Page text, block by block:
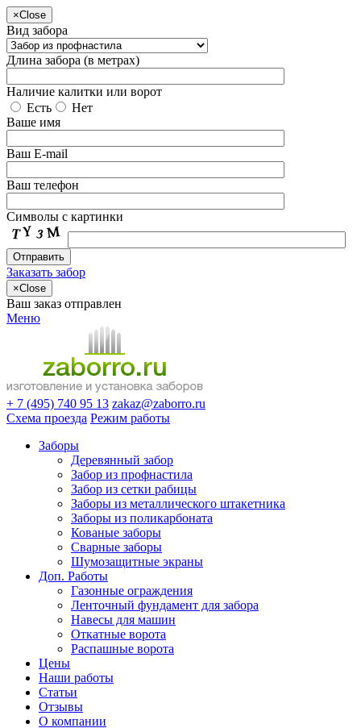
×Close
Вид забора
Длина забора (в метрах)
Наличие калитки или ворот
Есть
Нет
Ваше имя
Ваш E-mail
Ваш телефон
Символы с картинки
Заказать забор
×Close
Ваш заказ отправлен
Меню
+ 7 (495) 740 95 13 zakaz@zaborro.ru
Схема проезда Режим работы
Заборы
Деревянный забор
Забор из профнастила
Забор из сетки рабицы
Заборы из металлического штакетника
Заборы из поликарбоната
Кованые заборы
Сварные заборы
Шумозащитные экраны
Доп. Работы
Газонные ограждения
Ленточный фундамент для забора
Навесы для машин
Откатные ворота
Распашные ворота
Цены
Наши работы
Статьи
Отзывы
О компании